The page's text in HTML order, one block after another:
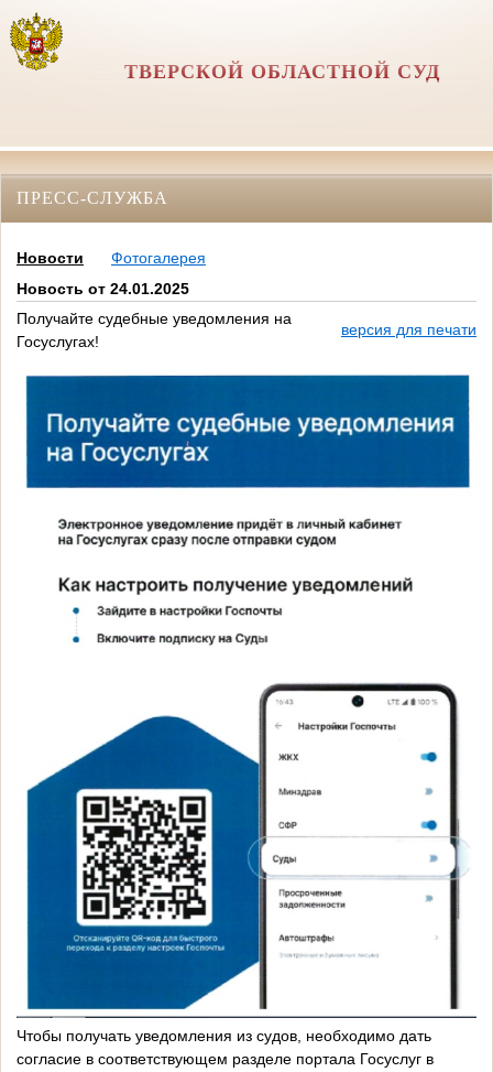
ТВЕРСКОЙ ОБЛАСТНОЙ СУД
ПРЕСС-СЛУЖБА
Новости
Фотогалерея
Новость от 24.01.2025
Получайте судебные уведомления на
Госуслугах!
версия для печати
Чтобы получать уведомления из судов, необходимо дать
согласие в соответствующем разделе портала Госуслуг в